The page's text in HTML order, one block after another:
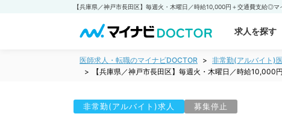
求人を探す
医師求人・転職のマイナビDOCTOR 非常勤(アルバイト)
【兵庫県／神戸市長田区】毎週火・木曜日／時給
非常勤(アルバイト)求人 募集停止